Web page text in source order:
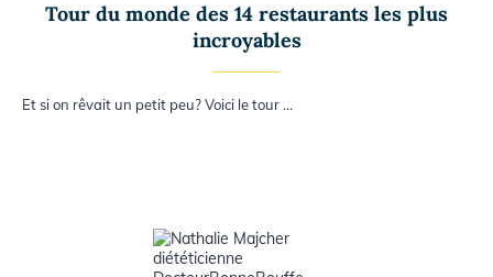
Tour du monde des 14 restaurants les plus
incroyables
Et si on rêvait un petit peu? Voici le tour …